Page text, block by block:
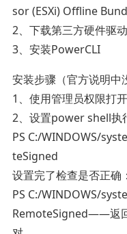
sor (ESXi) Offline
2、下载第三方硬件驱
3、安装PowerCLI
安装步骤（官方说明中
1、使用管理员权限打
2、设置power shell执
PS C:/WINDOWS/
teSigned
设置完了检查是否正确：
PS C:/WINDOWS/
RemoteSigned——返